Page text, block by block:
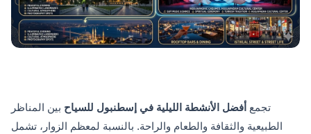
تجمع أفضل الأنشطة الليلية في إسطنبول للسياح بين المناظر
الطبيعية والثقافة والطعام والراحة. بالنسبة لمعظم الزوار، تشمل